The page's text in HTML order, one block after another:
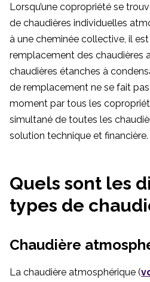
Lorsqu’une copropriété se
de chaudières individuelles
à une cheminée collective, il
remplacement des chaudières
chaudières étanches à
de remplacement ne se fait
moment par tous les
simultané de toutes les
solution technique et financière.
Quels sont les
types de
Chaudière
La chaudière atmosphérique (